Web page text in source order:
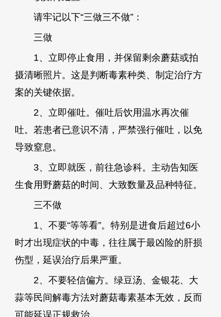
请牢记以下“三做三不做”：
三做
1、立即停止食用，并保留剩余蘑菇或拍
摄清晰照片。这是判断毒素种类、制定治疗方
案的关键依据。
2、立即催吐。催吐后饮用温水再次催
吐。若患者已意识不清，严禁强行催吐，以免
导致窒息。
3、立即就医，前往急诊科。主动告知医
生食用野蘑菇的时间、大致数量及品种特征。
三不做
1、不要“等等看”。特别是进食后超过6小
时才出现症状的中毒，往往属于最凶险的肝损
伤型，延误治疗后果严重。
2、不要轻信偏方。绿豆汤、金银花、大
蒜等民间解毒方法对蘑菇毒素基本无效，反而
可能延误正规救治。